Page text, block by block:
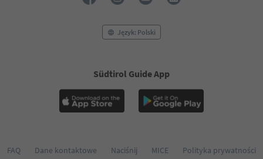
Język: Polski
Südtirol Guide App
FAQ Dane kontaktowe Naciśnij MICE
Polityka prywatności